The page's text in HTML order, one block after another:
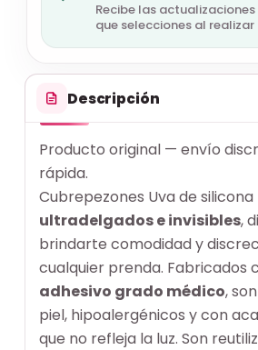
Recibe las
que selecciones al
Descripción
Producto original — envío
rápida.
Cubrepezones Uva de silicona
ultradelgados e invisibles,
brindarte comodidad y
cualquier prenda. Fabricados
adhesivo grado médico,
piel, hipoalergénicos y con
que no refleja la luz. Son